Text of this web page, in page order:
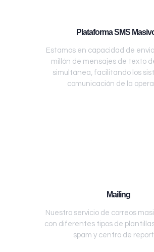
Plataforma SMS
Estamos en capacidad de
millón de mensajes de texto
simultánea, facilitando los
comunicación de la
Mailing
Nuestro servicio de correos
con diferentes tipos de
spam y centro de